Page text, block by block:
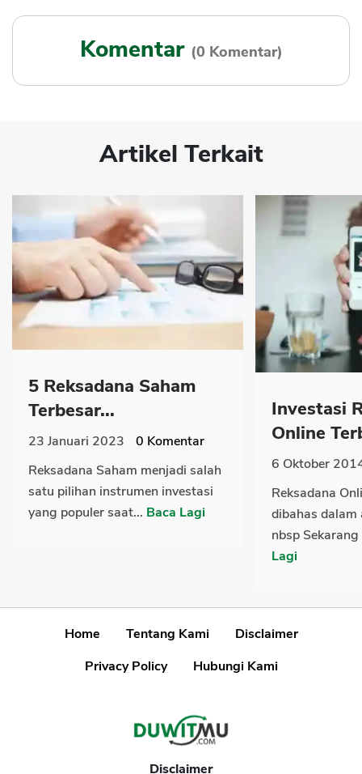
Komentar (0 Komentar)
Artikel Terkait
5 Reksadana Saham
Terbesar...
23 Januari 2023 0 Komentar
Reksadana Saham menjadi salah
satu pilihan instrumen investasi
yang populer saat... Baca Lagi
Investasi
Online
6 Oktober
Reksadana
dibahas dalam
nbsp
Lagi
Home Tentang Kami
Disclaimer
Privacy Policy
Hubungi Kami
Disclaimer